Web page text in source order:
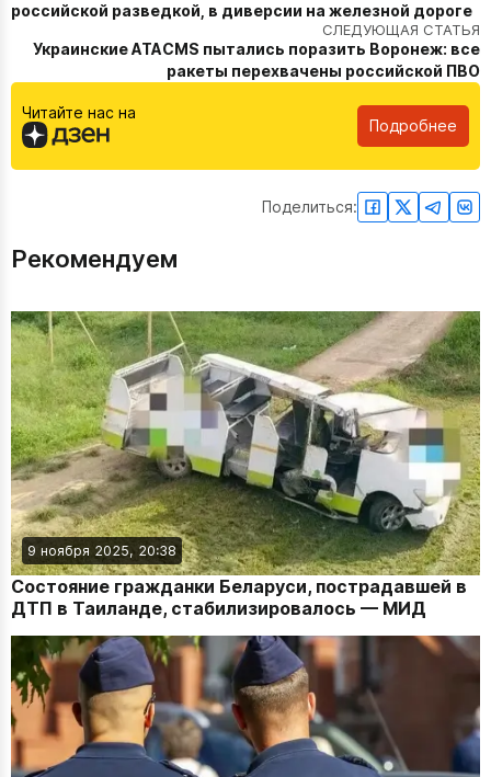
российской разведкой, в диверсии на железной дороге
СЛЕДУЮЩАЯ СТАТЬЯ
Украинские ATACMS пытались поразить Воронеж: все
ракеты перехвачены российской ПВО
Читайте нас на
Подробнее
Поделиться:
Рекомендуем
9 ноября 2025, 20:38
Состояние гражданки Беларуси, пострадавшей в
ДТП в Таиланде, стабилизировалось — МИД